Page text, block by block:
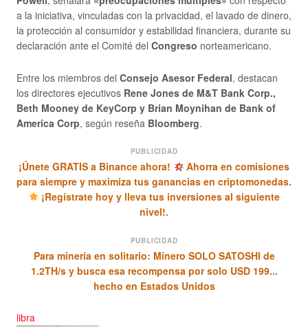
a la iniciativa, vinculadas con la privacidad, el lavado de dinero,
la protección al consumidor y estabilidad financiera, durante su
declaración ante el Comité del Congreso norteamericano.
Entre los miembros del Consejo Asesor Federal, destacan
los directores ejecutivos Rene Jones de M&T Bank Corp.,
Beth Mooney de KeyCorp y Brian Moynihan de Bank of
America Corp, según reseña Bloomberg.
PUBLICIDAD
¡Únete GRATIS a Binance ahora!
Ahorra en comisiones
para siempre y maximiza tus ganancias en criptomonedas.
¡Regístrate hoy y lleva tus inversiones al siguiente
nivel!.
PUBLICIDAD
Para minería en solitario: Minero SOLO SATOSHI de
1.2TH/s y busca esa recompensa por solo USD 199...
hecho en Estados Unidos
libra